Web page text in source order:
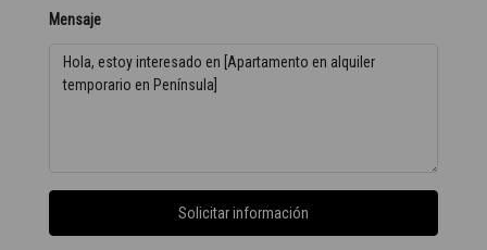
Mensaje
Solicitar información